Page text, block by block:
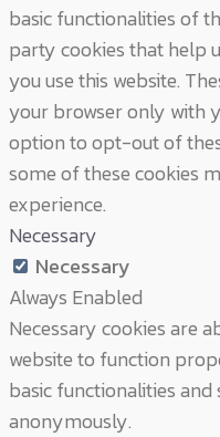
basic functionalities of
party cookies that help
you use this website.
your browser only with
option to opt-out of
some of these cookies
experience.
Necessary
Necessary
Always Enabled
Necessary cookies are
website to function
basic functionalities
anonymously.